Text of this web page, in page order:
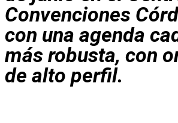
Convenciones
con una agenda
más robusta, con
de alto perfil.